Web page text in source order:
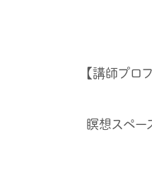
【講師プロフ
瞑想スペ